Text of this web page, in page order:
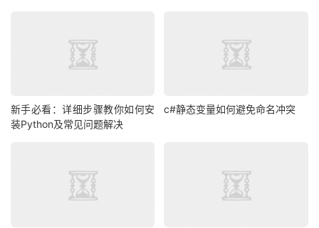
新手必看：详细步骤教你如何安
装Python及常见问题解决
c#静态变量如何避免命名冲突